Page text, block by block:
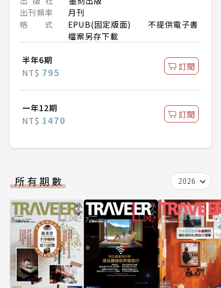
出刊頻率
月刊
格 式
EPUB(固定版面) 不提供電子書
檔案另存下載
半年6期
NT$ 795 訂閱
一年12期
NT$ 1470 訂閱
所有期數 2026